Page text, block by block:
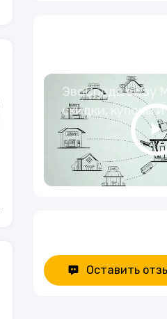
ЭвоСреда eWay
скидки, купоны
Оставить